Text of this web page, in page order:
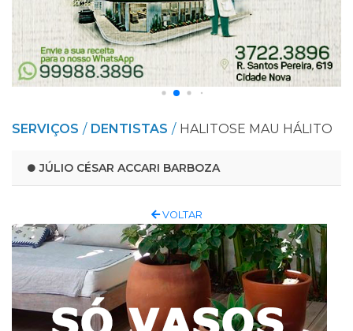
SERVIÇOS DENTISTAS HALITOSE MAU HÁLITO
JÚLIO CÉSAR ACCARI BARBOZA
VOLTAR